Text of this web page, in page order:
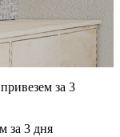
за 3 дня